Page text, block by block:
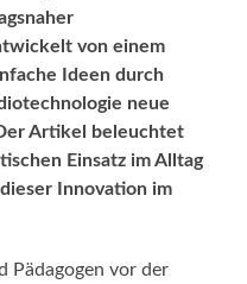
von einem
Ideen durch
neue
Artikel beleuchtet
Einsatz im Alltag
Innovation im
Pädagogen vor der